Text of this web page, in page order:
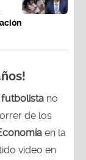
futbolista no
de los
en la
video en